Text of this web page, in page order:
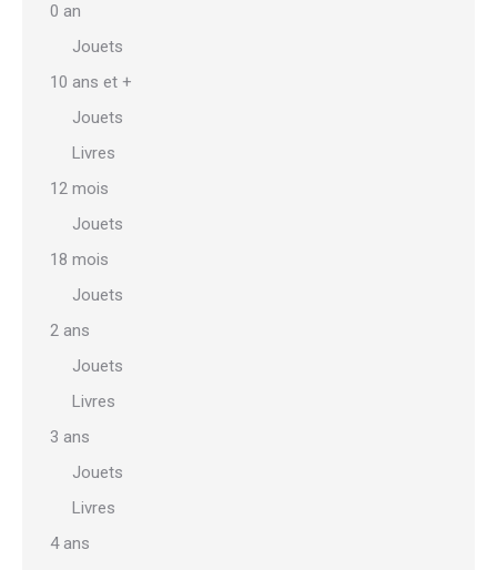
0 an
Jouets
10 ans et +
Jouets
Livres
12 mois
Jouets
18 mois
Jouets
2 ans
Jouets
Livres
3 ans
Jouets
Livres
4 ans